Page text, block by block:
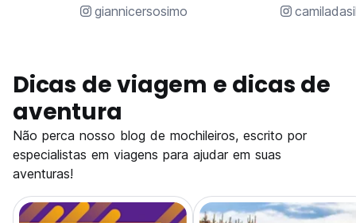
giannicersosimo
Dicas de viagem e dicas de
aventura
Não perca nosso blog de mochileiros, escrito por
especialistas em viagens para ajudar em suas
aventuras!